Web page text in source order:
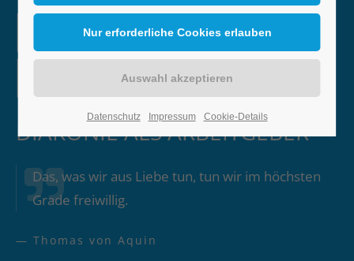
DIAKONIE ALS ARBEITGEBER
Das, was wir aus Liebe tun, tun wir im höchsten
Grade freiwillig.
— Thomas von Aquin
Datenschutz Impressum Cookie-Details